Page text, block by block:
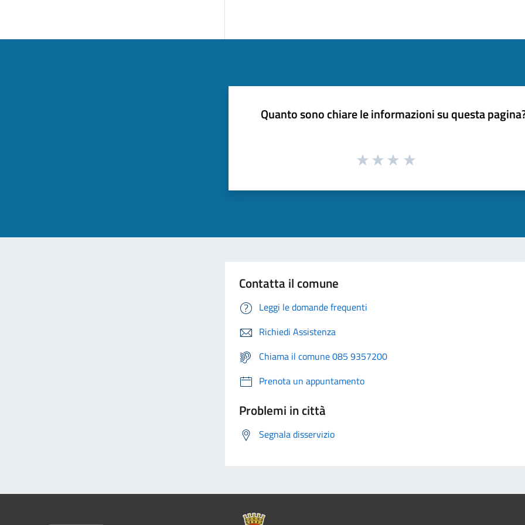
Quanto sono chiare le informazioni su questa
Contatta il comune
Leggi le domande frequenti
Richiedi Assistenza
Chiama il comune 085 9357200
Prenota un appuntamento
Problemi in città
Segnala disservizio